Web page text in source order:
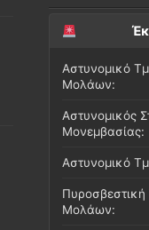
Αστυνομικό
Μολάων:
Αστυνομικός
Μονεμβασίας:
Αστυνομικό
Πυροσβεστική
Μολάων: